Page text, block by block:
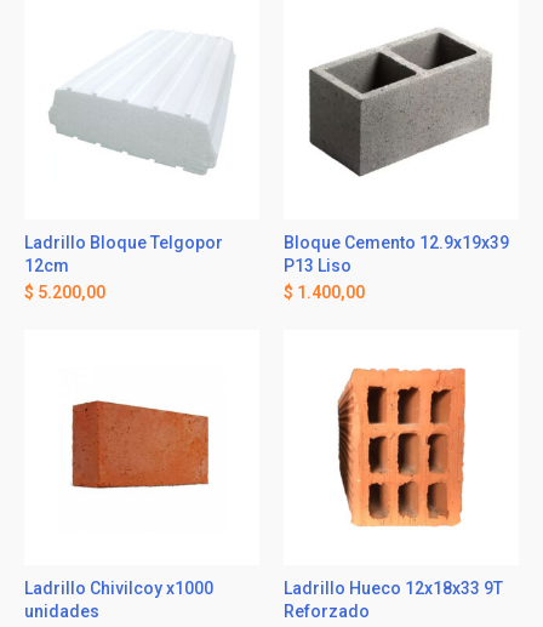
Ladrillo Bloque Telgopor
12cm
$ 5.200,00
Bloque Cemento 12.9x19x39
P13 Liso
$ 1.400,00
Ladrillo Chivilcoy x1000
unidades
Ladrillo Hueco 12x18x33 9T
Reforzado